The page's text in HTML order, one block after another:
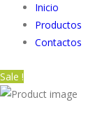
Inicio
Productos
Contactos
Sale !